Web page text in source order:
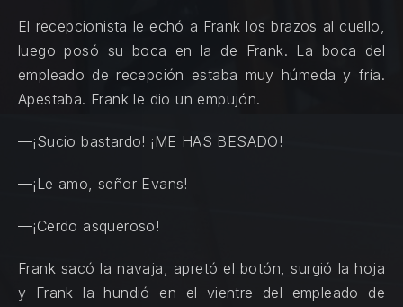
El recepcionista le echó a Frank los brazos al cuello,
luego posó su boca en la de Frank. La boca del
empleado de recepción estaba muy húmeda y fría.
Apestaba. Frank le dio un empujón.
—¡Sucio bastardo! ¡ME HAS BESADO!
—¡Le amo, señor Evans!
—¡Cerdo asqueroso!
Frank sacó la navaja, apretó el botón, surgió la hoja
y Frank la hundió en el vientre del empleado de